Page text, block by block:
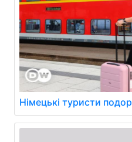
Німецькі туристи